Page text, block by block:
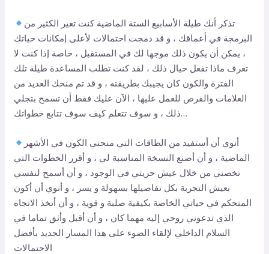
تذكر أنك طيلة الأسابيع الستة الماضية كنت تغير الكثير من
البرمجة في أعماقك ، و قد دمجت احتمالات لأعلى إمكانات حياتك
، يمكن أن يكون ذلك موجها لك في المستقبل ، خاصة إذا كنت لا
تعرف ماذا تفعل حيال ذلك ، لقد كنت تطلب المساعدة طيلة تلك
الفترة والكون كان يجيبك بطريقته ، و قد تم منحك العديد من
العلامات والفرص للعمل عليها ، الآن عليك فقط أن تسمح بتجلي
ذلك ، و سوف تتعلم كيف سوف تتابع خطواتك…
أنوي أن أستفيد من الطاقات التي منحني الكون في الأشهر
الماضية ، و أن أصنع النسخة المناسبة لي ، و أقرر الخطوات التي
تخصني من خلال عيش حريتي في الوجود ، و أن أسمح لنفسي
بعيش التجربة بكل تفاصيلها بسهولة و يسر ، و أنوي أن أكون
المتحكم في حياتي الخاصة بكيفية صلبة و قوية ، و أن أتخذ الاتجاه
الذي تدعوني روحي إليه مهما كان ، و أن أقبل وأثق تماما في
السلام الداخلي لإلقاء الضوء على هذا المسار الجديد بأفضل
الاحتمالات